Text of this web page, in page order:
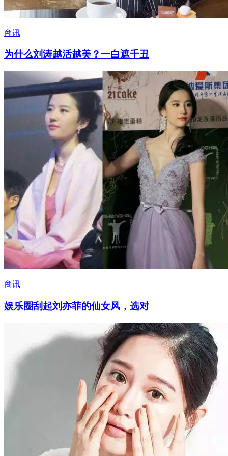
商讯
为什么刘涛越活越美？一白遮千丑
商讯
娱乐圈刮起刘亦菲的仙女风，选对